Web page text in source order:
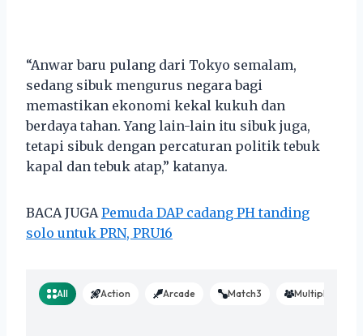
“Anwar baru pulang dari Tokyo semalam,
sedang sibuk mengurus negara bagi
memastikan ekonomi kekal kukuh dan
berdaya tahan. Yang lain-lain itu sibuk juga,
tetapi sibuk dengan percaturan politik tebuk
kapal dan tebuk atap,” katanya.
BACA JUGA Pemuda DAP cadang PH tanding
solo untuk PRN, PRU16